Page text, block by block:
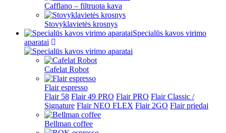
Cafflano – filtruota kava
Stovyklavietės krosnys
Specialūs kavos virimo
aparatai
Cafelat Robot
Flair espresso
Flair 58 Flair 49 PRO Flair PRO Flair Classic /
Signature Flair NEO FLEX Flair 2GO Flair priedai
Bellman coffee